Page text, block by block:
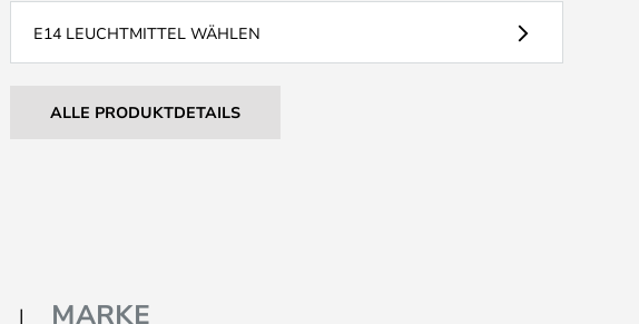
E14 LEUCHTMITTEL WÄHLEN
ALLE PRODUKTDETAILS
MARKE